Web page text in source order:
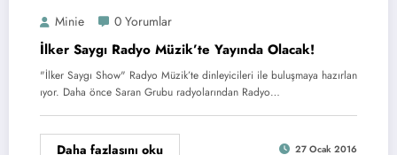
Minie 0 Yorumlar
İlker Saygı Radyo Müzik’te Yayında Olacak!
"İlker Saygı Show" Radyo Müzik’te dinleyicileri ile buluşmaya hazırlan
ıyor. Daha önce Saran Grubu radyolarından Radyo…
Daha fazlasını oku 27 Ocak 2016